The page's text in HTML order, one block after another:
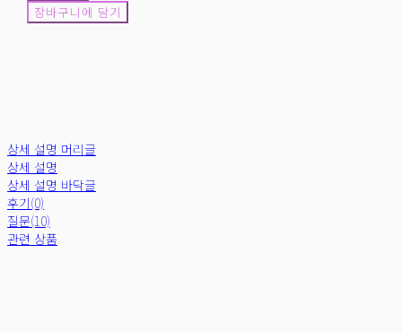
장바구니에 담기
상세 설명 머리글
상세 설명
상세 설명 바닥글
후기(0)
질문(10)
관련 상품